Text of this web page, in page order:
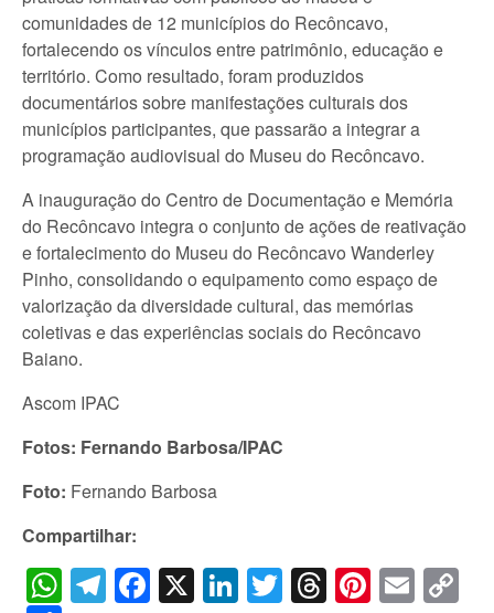
comunidades de 12 municípios do Recôncavo,
fortalecendo os vínculos entre patrimônio, educação e
território. Como resultado, foram produzidos
documentários sobre manifestações culturais dos
municípios participantes, que passarão a integrar a
programação audiovisual do Museu do Recôncavo.
A inauguração do Centro de Documentação e Memória
do Recôncavo integra o conjunto de ações de reativação
e fortalecimento do Museu do Recôncavo Wanderley
Pinho, consolidando o equipamento como espaço de
valorização da diversidade cultural, das memórias
coletivas e das experiências sociais do Recôncavo
Baiano.
Ascom IPAC
Fotos: Fernando Barbosa/IPAC
Foto: Fernando Barbosa
Compartilhar:
WhatsApp
Telegram
Facebook
X LinkedIn
Twitter
Threads